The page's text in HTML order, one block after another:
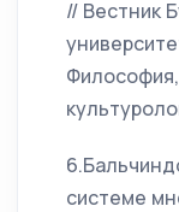
// Вестник
системе